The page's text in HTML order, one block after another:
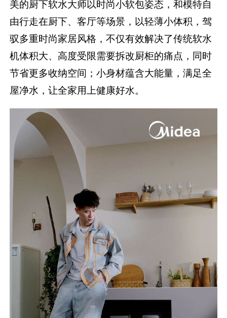
量，还能看到真实用户的反馈。
从新形态，到新体验
解锁家居百搭时尚单品
让家电在家里行走起来，以新场景定义什么是万
千户型百搭时尚品！
美的厨下软水大师以时尚小软包姿态，和模特自
由行走在厨下、客厅等场景，以轻薄小体积，驾
驭多重时尚家居风格，不仅有效解决了传统软水
机体积大、高度受限需要拆改厨柜的痛点，同时
节省更多收纳空间；小身材蕴含大能量，满足全
屋净水，让全家用上健康好水。